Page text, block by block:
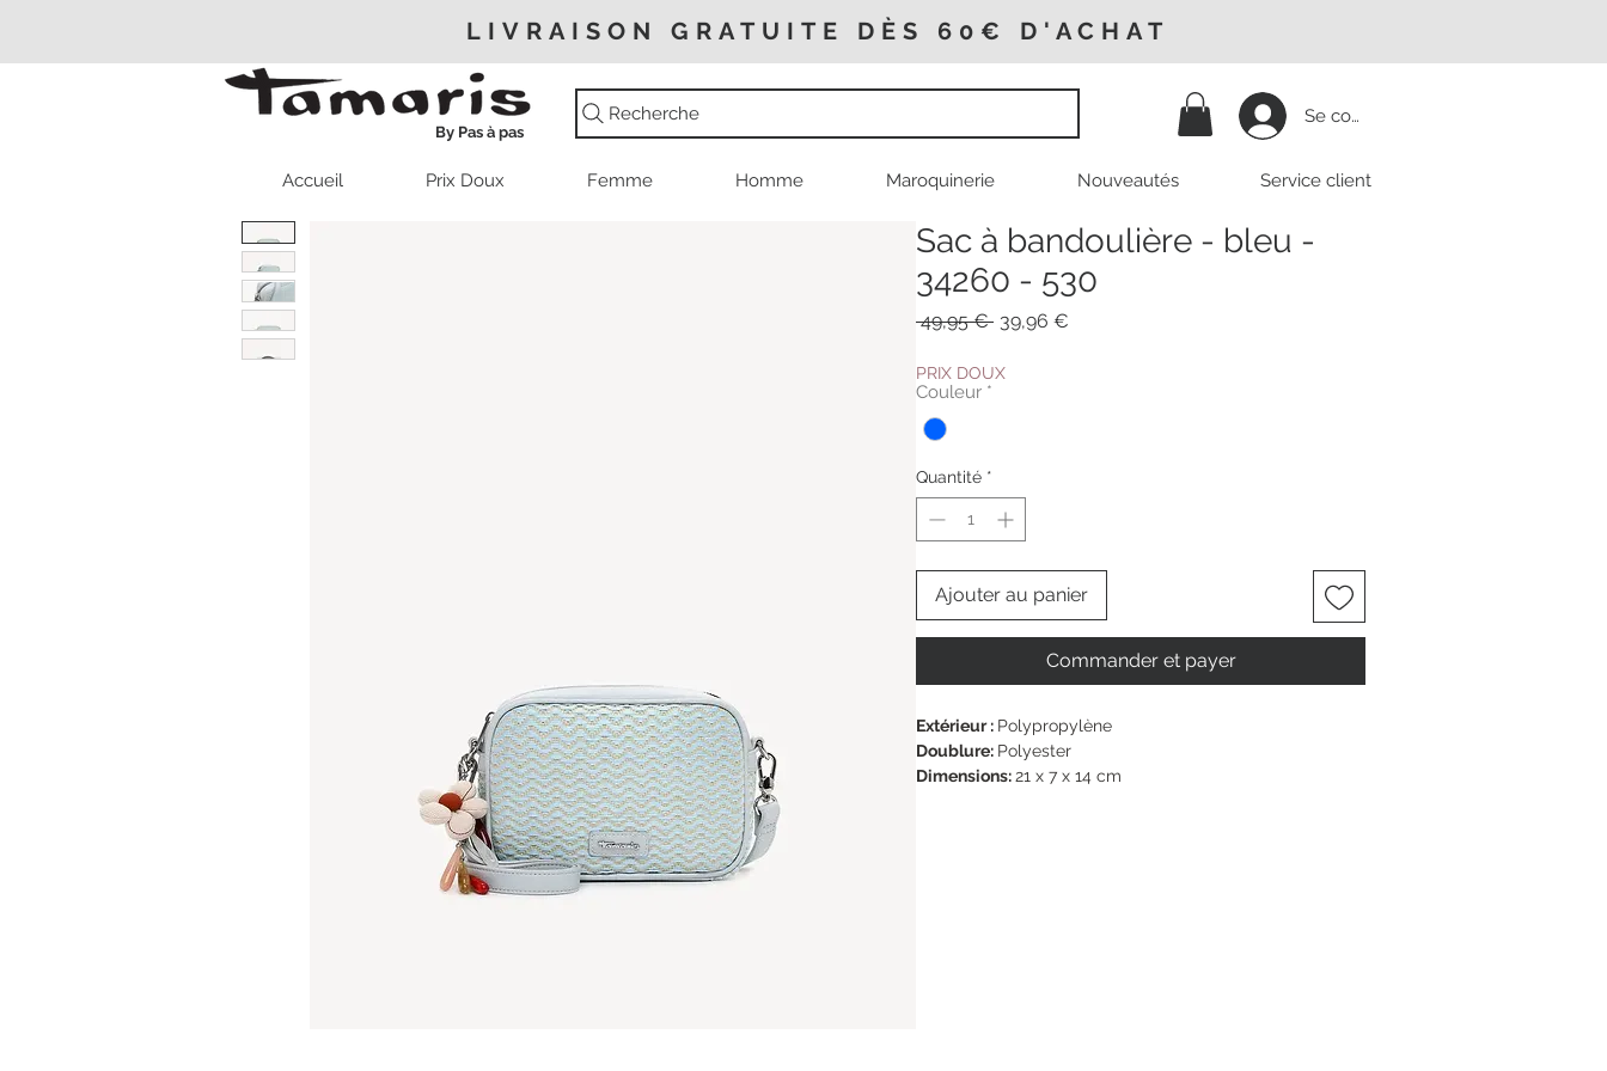
LIVRAISON GRATUITE DÈS 60€ D'ACHAT
By Pas à pas
Recherche Se connecter
Accueil Prix Doux Femme Homme Maroquinerie Nouveautés Service client
Sac à bandoulière - bleu -
34260 - 530
49,95 € Prix
39,96 €
PRIX DOUX
Couleur *
Quantité *
Ajouter au panier
Commander et payer
Extérieur : Polypropylène
Doublure: Polyester
Dimensions: 21 x 7 x 14 cm